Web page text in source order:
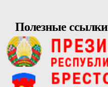
Полезные ссылки